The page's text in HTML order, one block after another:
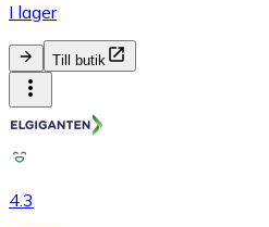
I lager
Till butik
4.3